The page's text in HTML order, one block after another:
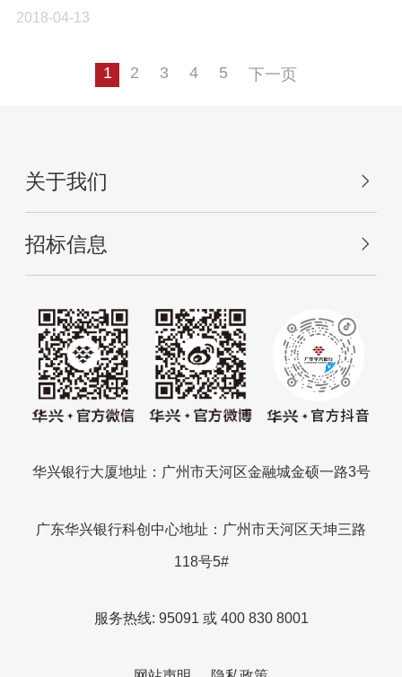
2018-04-13
1 2 3 4 5 下一页
关于我们
招标信息
华兴银行大厦地址：广州市天河区金融城金硕一路3号
广东华兴银行科创中心地址：广州市天河区天坤三路
118号5#
服务热线: 95091 或 400 830 8001